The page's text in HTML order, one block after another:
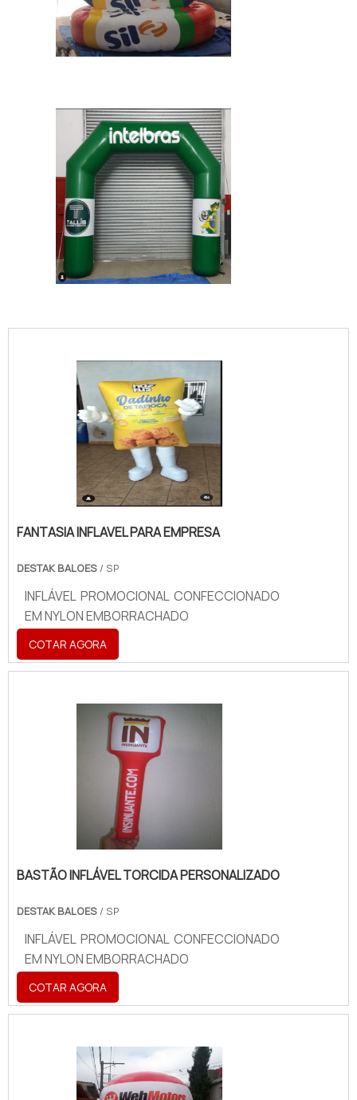
FANTASIA INFLAVEL PARA EMPRESA
DESTAK BALOES / SP
INFLÁVEL PROMOCIONAL CONFECCIONADO
EM NYLON EMBORRACHADO
COTAR AGORA
BASTÃO INFLÁVEL TORCIDA PERSONALIZADO
DESTAK BALOES / SP
INFLÁVEL PROMOCIONAL CONFECCIONADO
EM NYLON EMBORRACHADO
COTAR AGORA